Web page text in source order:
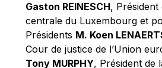
Patrizia Nanz
Philippe Maystadt
Pierre Gramegna
Richard Pelly
Gaston REINESCH, Président
centrale du Luxembourg et
Présidents M. Koen
Cour de justice de l’Union
Tony MURPHY, Président de